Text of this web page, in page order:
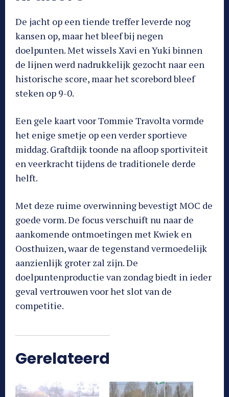
De jacht op een tiende treffer leverde nog
kansen op, maar het bleef bij negen
doelpunten. Met wissels Xavi en Yuki binnen
de lijnen werd nadrukkelijk gezocht naar een
historische score, maar het scorebord bleef
steken op 9-0.
Een gele kaart voor Tommie Travolta vormde
het enige smetje op een verder sportieve
middag. Graftdijk toonde na afloop sportiviteit
en veerkracht tijdens de traditionele derde
helft.
Met deze ruime overwinning bevestigt MOC de
goede vorm. De focus verschuift nu naar de
aankomende ontmoetingen met Kwiek en
Oosthuizen, waar de tegenstand vermoedelijk
aanzienlijk groter zal zijn. De
doelpuntenproductie van zondag biedt in ieder
geval vertrouwen voor het slot van de
competitie.
Gerelateerd